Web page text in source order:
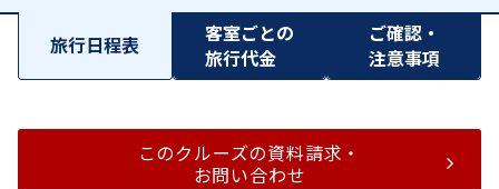
旅行日程表
客室ごとの
旅行代金
ご確認・
注意事項
このクルーズの資料請求・
お問い合わせ